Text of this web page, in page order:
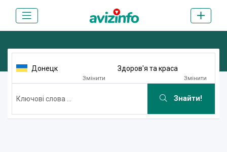
Донецк
Змінити
Здоров'я та краса
Змінити
Знайти!